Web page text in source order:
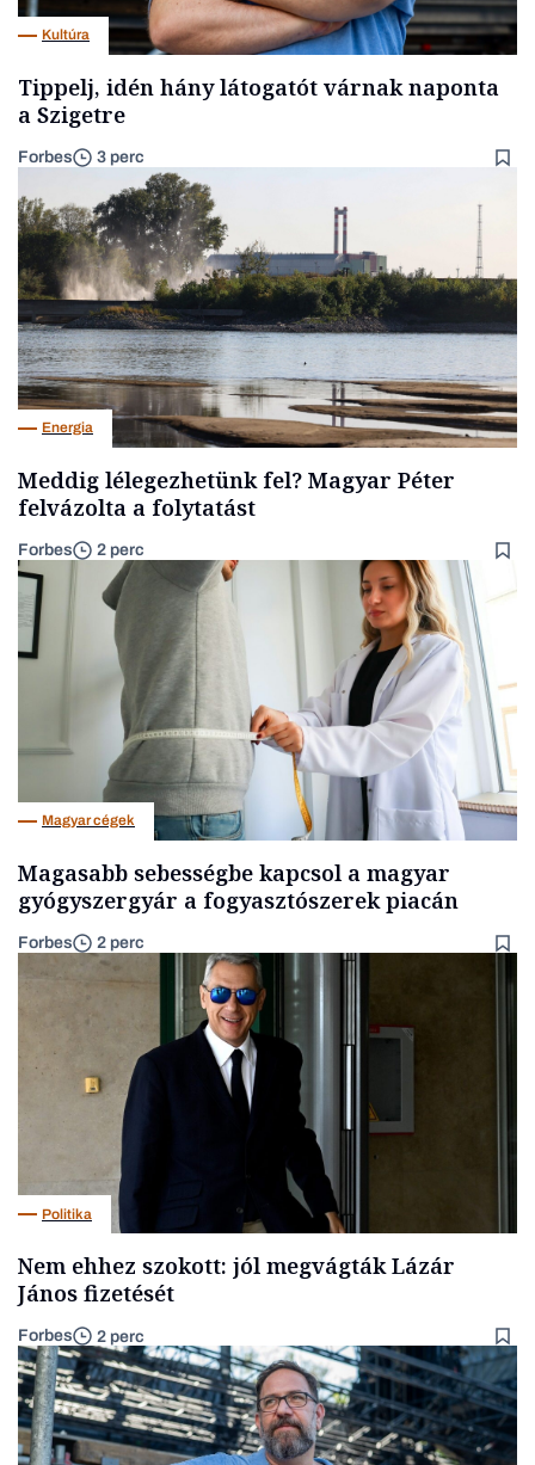
Kultúra
Tippelj, idén hány látogatót várnak naponta
a Szigetre
Forbes 3 perc
Energia
Meddig lélegezhetünk fel? Magyar Péter
felvázolta a folytatást
Forbes 2 perc
Magyar cégek
Magasabb sebességbe kapcsol a magyar
gyógyszergyár a fogyasztószerek piacán
Forbes 2 perc
Politika
Nem ehhez szokott: jól megvágták Lázár
János fizetését
Forbes 2 perc